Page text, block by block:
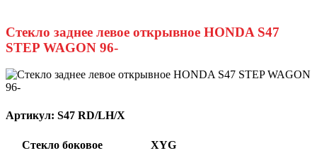
Стекло заднее левое открывное HONDA S47
STEP WAGON 96-
Артикул: S47 RD/LH/X
Стекло боковое
XYG